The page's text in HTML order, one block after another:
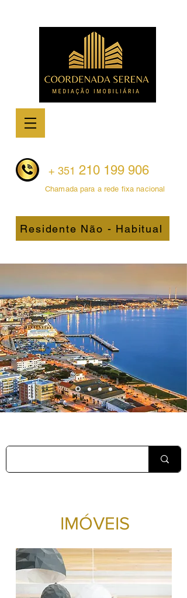
+ 351 210 199 906
Chamada para a rede fixa nacional
Residente Não - Habitual
IMÓVEIS